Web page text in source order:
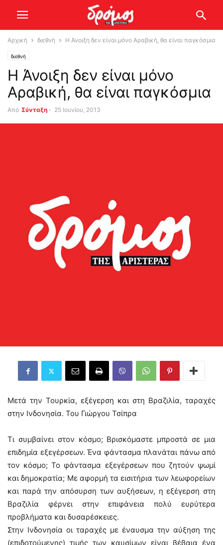
Αρχική διεθνή Η Άνοιξη δεν είναι μόνο Αραβική, θα είναι παγκόσμια
διεθνή
Η Άνοιξη δεν είναι μόνο
Αραβική, θα είναι παγκόσμια
Από Σύνταξη - 25 Ιουνίου, 2013
Μετά την Τουρκία, εξέγερση και στη Βραζιλία, ταραχές
στην Ινδονησία. Του Γιώργου Τσίπρα
Τι συμβαίνει στον κόσμο; Βρισκόμαστε μπροστά σε μια
επιδημία εξεγέρσεων. Ένα φάντασμα πλανάται πάνω από
τον κόσμο; Το φάντασμα εξεγέρσεων που ζητούν ψωμί
και δημοκρατία; Με αφορμή τα εισιτήρια των λεωφορείων
και παρά την απόσυρση των αυξήσεων, η εξέγερση στη
Βραζιλία φέρνει στην επιφάνεια πολύ ευρύτερα
προβλήματα και δυσαρέσκειες.
Στην Ινδονησία οι ταραχές με έναυσμα την αύξηση της
(επιδοτούμενης) τιμής των καυσίμων είναι βέβαια ένα